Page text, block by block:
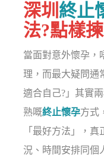
深圳 終止
法?點樣
當面對意外懷孕，
理，而最大疑問通
適合自己?」其實
熟嘅終止懷孕方式
「最好方法」，
況、時間安排同個